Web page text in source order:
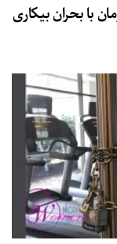
با بحران بیکاری